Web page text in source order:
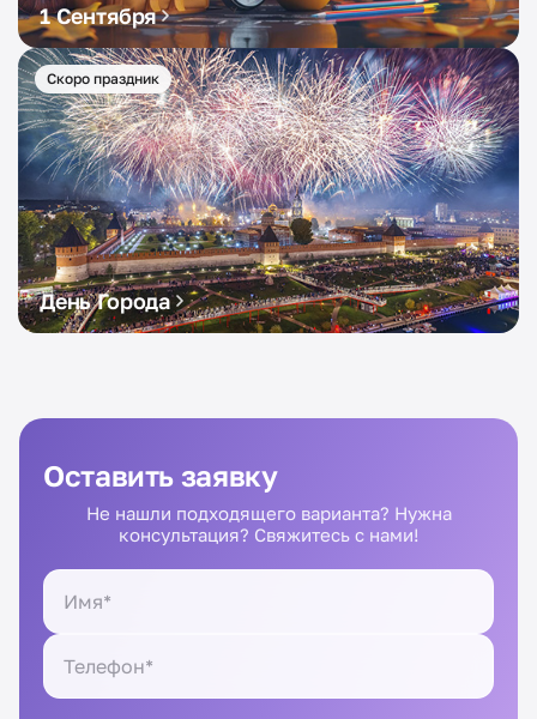
1 Сентября
Скоро праздник
День Города
Оставить заявку
Не нашли подходящего варианта? Нужна
консультация? Свяжитесь с нами!